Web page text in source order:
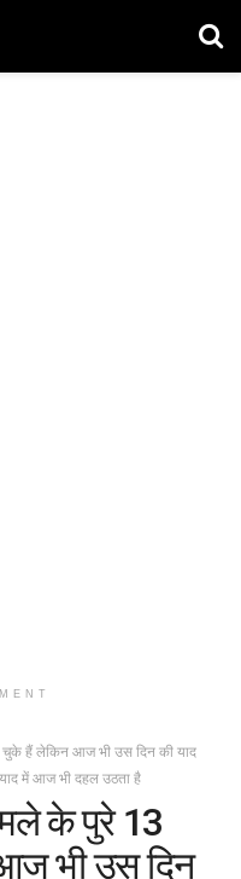
हैं लेकिन आज भी उस दिन की याद
याद में आज भी दहल उठता है
के पुरे 13
भी उस दिन